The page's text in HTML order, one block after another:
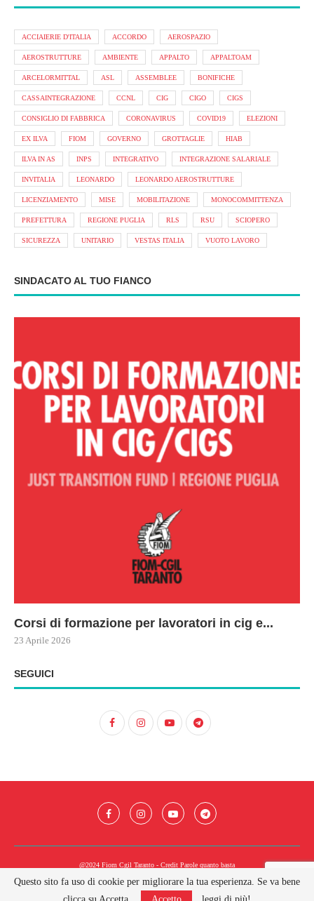
ACCIAIERIE D'ITALIA ACCORDO AEROSPAZIO
AEROSTRUTTURE AMBIENTE APPALTO APPALTOAM
ARCELORMITTAL ASL ASSEMBLEE BONIFICHE
CASSAINTEGRAZIONE CCNL CIG CIGO CIGS
CONSIGLIO DI FABBRICA CORONAVIRUS COVID19 ELEZIONI
EX ILVA FIOM GOVERNO GROTTAGLIE HIAB
ILVA IN AS INPS INTEGRATIVO INTEGRAZIONE SALARIALE
INVITALIA LEONARDO LEONARDO AEROSTRUTTURE
LICENZIAMENTO MISE MOBILITAZIONE MONOCOMMITTENZA
PREFETTURA REGIONE PUGLIA RLS RSU SCIOPERO
SICUREZZA UNITARIO VESTAS ITALIA VUOTO LAVORO
SINDACATO AL TUO FIANCO
Corsi di formazione per lavoratori in cig e...
23 Aprile 2026
SEGUICI
@2024 Fiom Cgil Taranto - Credit Parole quanto basta
BACK TO TOP
Questo sito fa uso di cookie per migliorare la tua esperienza. Se va bene